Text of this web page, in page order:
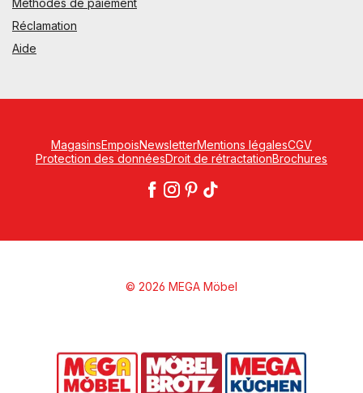
Réclamation
Aide
MagasinsEmpoisNewsletterMentions légalesCGV
Protection des donnéesDroit de rétractationBrochures
© 2026 MEGA Möbel